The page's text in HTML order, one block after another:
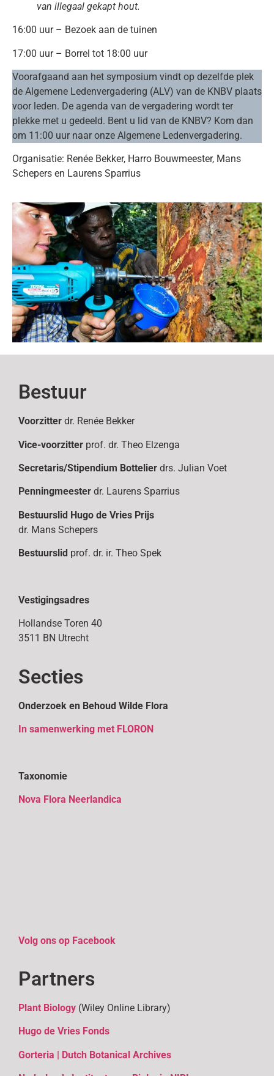
van illegaal gekapt hout.
16:00 uur – Bezoek aan de tuinen
17:00 uur – Borrel tot 18:00 uur
Voorafgaand aan het symposium vindt op dezelfde plek
de Algemene Ledenvergadering (ALV) van de KNBV plaats
voor leden. De agenda van de vergadering wordt ter
plekke met u gedeeld. Bent u lid van de KNBV? Kom dan
om 11:00 uur naar onze Algemene Ledenvergadering.
Organisatie: Renée Bekker, Harro Bouwmeester, Mans
Schepers en Laurens Sparrius
Bestuur
Voorzitter dr. Renée Bekker
Vice-voorzitter prof. dr. Theo Elzenga
Secretaris/Stipendium Bottelier drs. Julian Voet
Penningmeester dr. Laurens Sparrius
Bestuurslid Hugo de Vries Prijs
dr. Mans Schepers
Bestuurslid prof. dr. ir. Theo Spek
Vestigingsadres
Hollandse Toren 40
3511 BN Utrecht
Secties
Onderzoek en Behoud Wilde Flora
In samenwerking met FLORON
Taxonomie
Nova Flora Neerlandica
Volg ons op Facebook
Partners
Plant Biology (Wiley Online Library)
Hugo de Vries Fonds
Gorteria | Dutch Botanical Archives